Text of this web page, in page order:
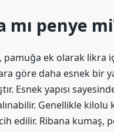
mı penye
pamuğa ek olarak likra
göre daha esnek bir
Esnek yapısı
Genellikle kilolu
edilir. Ribana kumaş,